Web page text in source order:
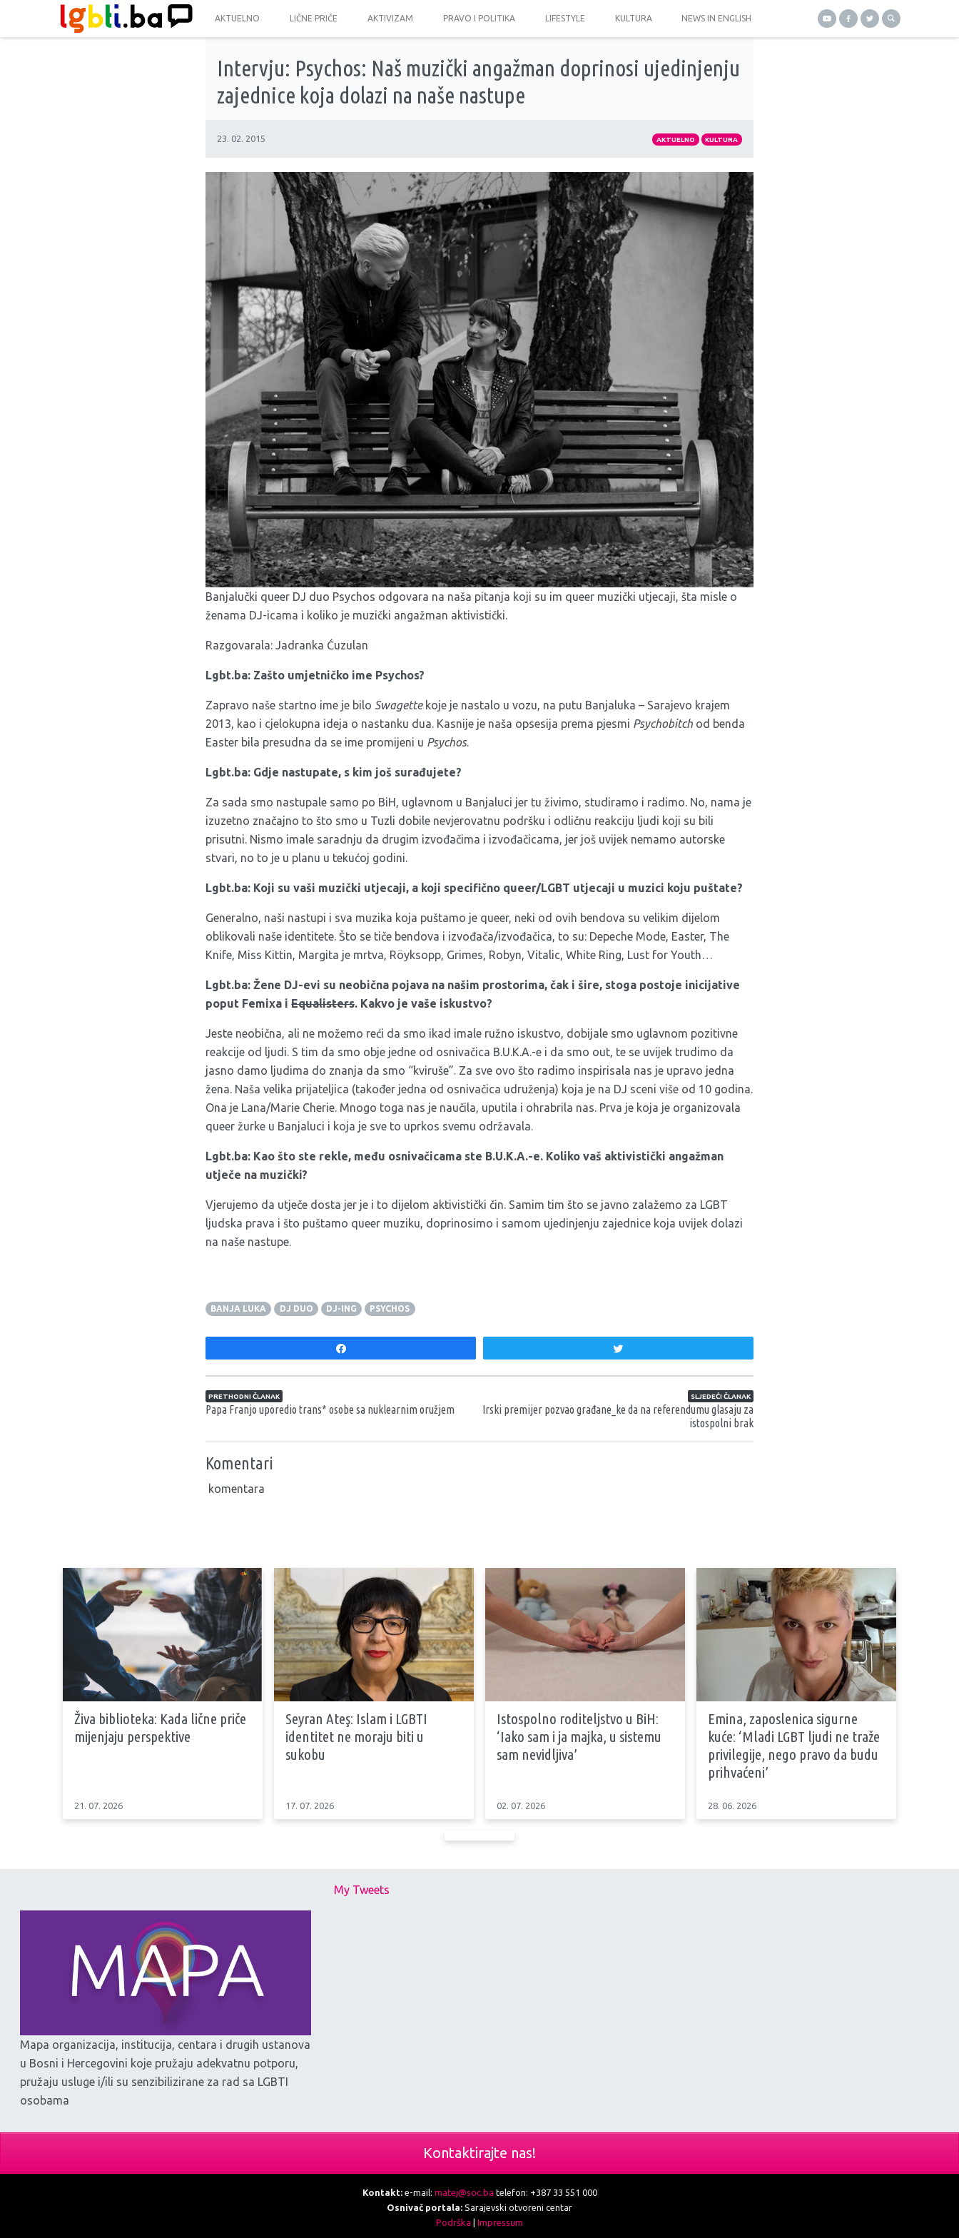
AKTUELNO LIČNE PRIČE AKTIVIZAM PRAVO I POLITIKA LIFESTYLE KULTURA NEWS IN ENGLISH
Intervju: Psychos: Naš muzički angažman doprinosi ujedinjenju
zajednice koja dolazi na naše nastupe
23. 02. 2015 AKTUELNO KULTURA
Banjalučki queer DJ duo Psychos odgovara na naša pitanja koji su im queer muzički utjecaji, šta misle o
ženama DJ-icama i koliko je muzički angažman aktivistički.
Razgovarala: Jadranka Ćuzulan
Lgbt.ba: Zašto umjetničko ime Psychos?
Zapravo naše startno ime je bilo Swagettekoje je nastalo u vozu, na putu Banjaluka – Sarajevo krajem
2013, kao i cjelokupna ideja o nastanku dua. Kasnije je naša opsesija prema pjesmi Psychobitch od benda
Easter bila presudna da se ime promijeni u Psychos.
Lgbt.ba: Gdje nastupate, s kim još surađujete?
Za sada smo nastupale samo po BiH, uglavnom u Banjaluci jer tu živimo, studiramo i radimo. No, nama je
izuzetno značajno to što smo u Tuzli dobile nevjerovatnu podršku i odličnu reakciju ljudi koji su bili
prisutni. Nismo imale saradnju da drugim izvođačima i izvođačicama, jer još uvijek nemamo autorske
stvari, no to je u planu u tekućoj godini.
Lgbt.ba: Koji su vaši muzički utjecaji, a koji specifično queer/LGBT utjecaji u muzici koju puštate?
Generalno, naši nastupi i sva muzika koja puštamo je queer, neki od ovih bendova su velikim dijelom
oblikovali naše identitete. Što se tiče bendova i izvođača/izvođačica, to su: Depeche Mode, Easter, The
Knife, Miss Kittin, Margita je mrtva, Röyksopp, Grimes, Robyn, Vitalic, White Ring, Lust for Youth…
Lgbt.ba: Žene DJ-evi su neobična pojava na našim prostorima, čak i šire, stoga postoje inicijative
poput Femixa i Equalisters. Kakvo je vaše iskustvo?
Jeste neobična, ali ne možemo reći da smo ikad imale ružno iskustvo, dobijale smo uglavnom pozitivne
reakcije od ljudi. S tim da smo obje jedne od osnivačica B.U.K.A.-e i da smo out, te se uvijek trudimo da
jasno damo ljudima do znanja da smo “kviruše”. Za sve ovo što radimo inspirisala nas je upravo jedna
žena. Naša velika prijateljica (također jedna od osnivačica udruženja) koja je na DJ sceni više od 10 godina.
Ona je Lana/Marie Cherie. Mnogo toga nas je naučila, uputila i ohrabrila nas. Prva je koja je organizovala
queer žurke u Banjaluci i koja je sve to uprkos svemu održavala.
Lgbt.ba: Kao što ste rekle, među osnivačicama ste B.U.K.A.-e. Koliko vaš aktivistički angažman
utječe na muzički?
Vjerujemo da utječe dosta jer je i to dijelom aktivistički čin. Samim tim što se javno zalažemo za LGBT
ljudska prava i što puštamo queer muziku, doprinosimo i samom ujedinjenju zajednice koja uvijek dolazi
na naše nastupe.
BANJA LUKA DJ DUO DJ-ING PSYCHOS
Navigacija članaka
PRETHODNI ČLANAK
Papa Franjo uporedio trans* osobe sa nuklearnim oružjem
SLJEDEĆI ČLANAK
Irski premijer pozvao građane_ke da na referendumu glasaju za
istospolni brak
Komentari
komentara
Živa biblioteka: Kada lične priče
mijenjaju perspektive
21. 07. 2026
Seyran Ateş: Islam i LGBTI
identitet ne moraju biti u
sukobu
17. 07. 2026
Istospolno roditeljstvo u BiH:
‘Iako sam i ja majka, u sistemu
sam nevidljiva’
02. 07. 2026
Emina, zaposlenica sigurne
kuće: ‘Mladi LGBT ljudi ne traže
privilegije, nego pravo da budu
prihvaćeni’
28. 06. 2026
Mapa organizacija, institucija, centara i drugih ustanova
u Bosni i Hercegovini koje pružaju adekvatnu potporu,
pružaju usluge i/ili su senzibilizirane za rad sa LGBTI
osobama
My Tweets
Kontaktirajte nas!
Kontakt:e-mail: matej@soc.ba telefon: +387 33 551 000
Osnivač portala: Sarajevski otvoreni centar
Podrška
Impressum